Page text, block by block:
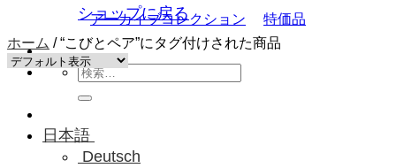
ショップに戻る
検
索
象:
日本語
Deutsch
アーカイブコレクション
特価品
ホーム /“こびとペア”にタグ付けされた商品